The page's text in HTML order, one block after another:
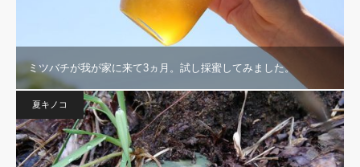
ミツバチが我が家に来て3ヵ月。試し採蜜してみました。
夏キノコ